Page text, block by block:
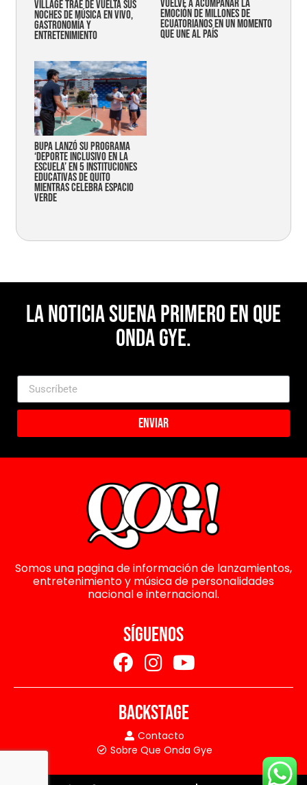
Village trae de vuelta sus
noches de música en vivo,
gastronomía y
entretenimiento
vuelve a acompañar la
emoción de millones de
ecuatorianos en un momento
que une al país
Bupa lanzó su programa
‘Deporte Inclusivo en la
Escuela’ en 5 instituciones
educativas de Quito
mientras celebra espacio
verde
La noticia suena primero en Que
Onda Gye.
Enviar
Somos una pagina de información de lanzamientos,
entretenimiento y música de personalidades
nacional e internacional.
SÍGUENOS
BACKSTAGE
Contacto
Sobre Que Onda Gye